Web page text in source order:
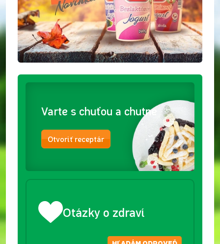
Varte s chuťou a chutne
Otvoriť receptár
Otázky o zdraví